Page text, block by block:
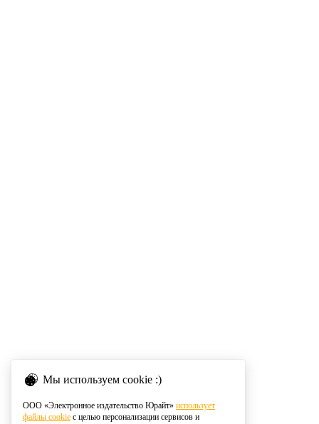
Мы используем cookie :)
ООО «Электронное издательство Юрайт» использует
файлы cookie с целью персонализации сервисов и